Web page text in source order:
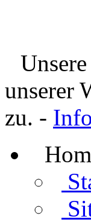
unserer
zu. -